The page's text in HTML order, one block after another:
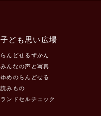
子ども思い広場
らんどせるずかん
みんなの声と写真
ゆめのらんどせる
読みもの
ランドセルチェック